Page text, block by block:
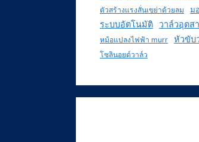
ตัวสร้างแรงสั่นเขย่าด้วยลม
ม
ระบบอัตโนมัติ วาล์วอุตส
หม้อแปลงไฟฟ้า murr หัวขับ
โซลินอยด์วาล์ว